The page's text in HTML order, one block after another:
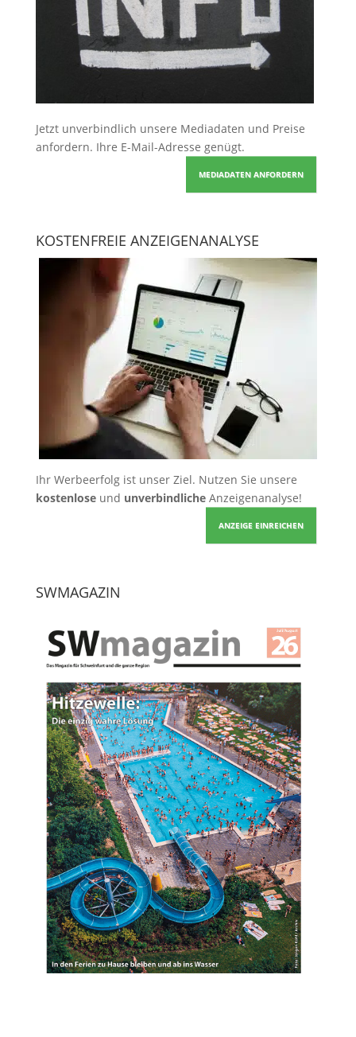
Jetzt unverbindlich unsere Mediadaten und Preise
anfordern. Ihre E-Mail-Adresse genügt.
MEDIADATEN ANFORDERN
KOSTENFREIE ANZEIGENANALYSE
Ihr Werbeerfolg ist unser Ziel. Nutzen Sie unsere
kostenloseund unverbindlicheAnzeigenanalyse!
ANZEIGE EINREICHEN
SWMAGAZIN